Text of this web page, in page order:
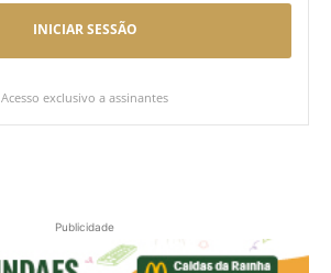
INICIAR SESSÃO
Acesso exclusivo a assinantes
Publicidade